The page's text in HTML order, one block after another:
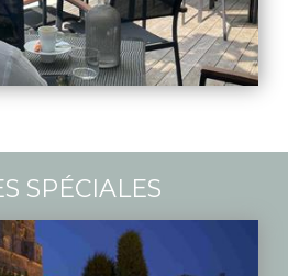
SPÉCIALES